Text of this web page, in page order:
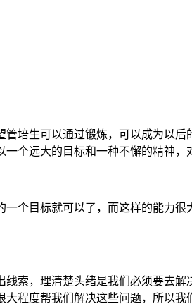
培生可以通过锻炼，可以成为以
个远大的目标和一种不懈的精神，
个目标就可以了，而这样的能力
索，理清楚头绪是我们必须要去
程度帮我们解决这些问题，所以